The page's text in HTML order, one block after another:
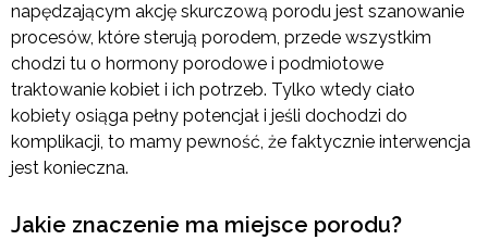
napędzającym akcję skurczową porodu jest szanowanie
procesów, które sterują porodem, przede wszystkim
chodzi tu o hormony porodowe i podmiotowe
traktowanie kobiet i ich potrzeb. Tylko wtedy ciało
kobiety osiąga pełny potencjał i jeśli dochodzi do
komplikacji, to mamy pewność, że faktycznie interwencja
jest konieczna.
Jakie znaczenie ma miejsce porodu?